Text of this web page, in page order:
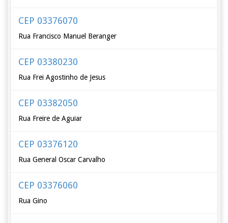
CEP 03376070
Rua Francisco Manuel Beranger
CEP 03380230
Rua Frei Agostinho de Jesus
CEP 03382050
Rua Freire de Aguiar
CEP 03376120
Rua General Oscar Carvalho
CEP 03376060
Rua Gino